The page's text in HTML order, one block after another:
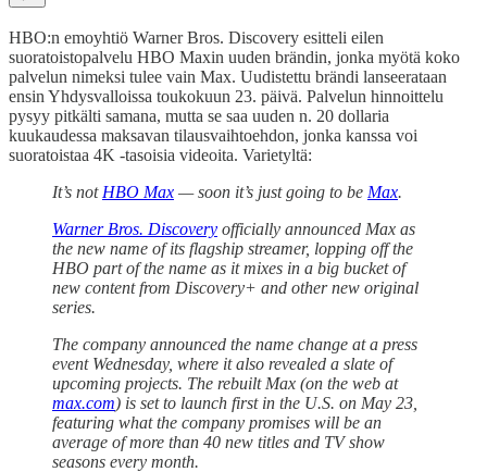
HBO:n emoyhtiö Warner Bros. Discovery esitteli eilen
suoratoistopalvelu HBO Maxin uuden brändin, jonka myötä koko
palvelun nimeksi tulee vain Max. Uudistettu brändi lanseerataan
ensin Yhdysvalloissa toukokuun 23. päivä. Palvelun hinnoittelu
pysyy pitkälti samana, mutta se saa uuden n. 20 dollaria
kuukaudessa maksavan tilausvaihtoehdon, jonka kanssa voi
suoratoistaa 4K -tasoisia videoita. Varietyltä:
It’s not HBO Max — soon it’s just going to be Max.
Warner Bros. Discovery officially announced Max as
the new name of its flagship streamer, lopping off the
HBO part of the name as it mixes in a big bucket of
new content from Discovery+ and other new original
series.
The company announced the name change at a press
event Wednesday, where it also revealed a slate of
upcoming projects. The rebuilt Max (on the web at
max.com) is set to launch first in the U.S. on May 23,
featuring what the company promises will be an
average of more than 40 new titles and TV show
seasons every month.